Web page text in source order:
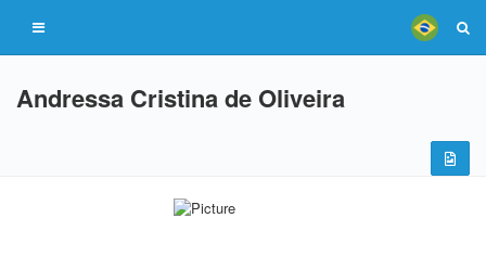
Andressa Cristina de Oliveira